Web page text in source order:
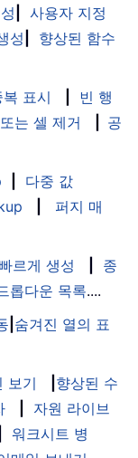
사용자 지정
성
향상된 함수
표시
빈 행
는 셀 제거
공
다중 값
퍼지 매
르게 생성
종
롭다운 목록....
숨겨진 열의 표
보기
향상된 수
자원 라이브
워크시트 병